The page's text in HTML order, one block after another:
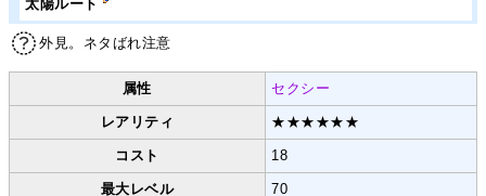
太陽ルート
外見。ネタばれ注意
属性 セクシー
レアリティ ★★★★★★
コスト 18
最大レベル 70